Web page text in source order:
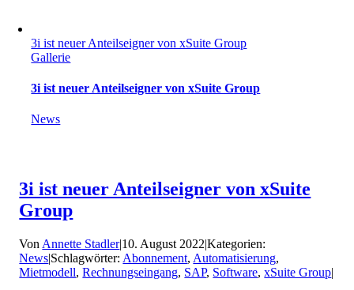
3i ist neuer Anteilseigner von xSuite Group
Gallerie
3i ist neuer Anteilseigner von xSuite Group
News
3i ist neuer Anteilseigner von xSuite
Group
Von Annette Stadler|10. August 2022|Kategorien:
News|Schlagwörter: Abonnement, Automatisierung,
Mietmodell,Rechnungseingang, SAP, Software,xSuite Group|